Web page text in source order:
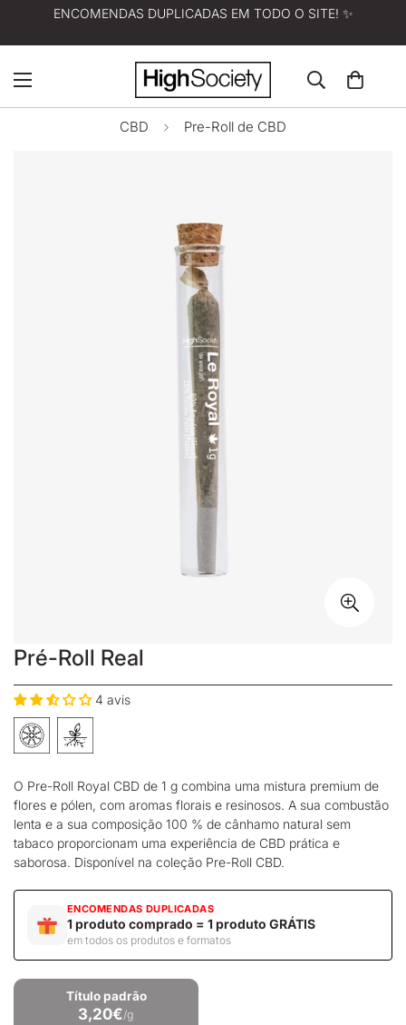
ENCOMENDAS DUPLICADAS EM TODO O SITE! ✨
CBD Pre-Roll de CBD
Pré-Roll Real
4 avis
O Pre-Roll Royal CBD de 1 g combina uma mistura premium de
flores e pólen, com aromas florais e resinosos. A sua combustão
lenta e a sua composição 100 % de cânhamo natural sem
tabaco proporcionam uma experiência de CBD prática e
saborosa. Disponível na coleção Pre-Roll CBD.
ENCOMENDAS DUPLICADAS
1 produto comprado = 1 produto GRÁTIS
em todos os produtos e formatos
Título padrão
3,20€/g